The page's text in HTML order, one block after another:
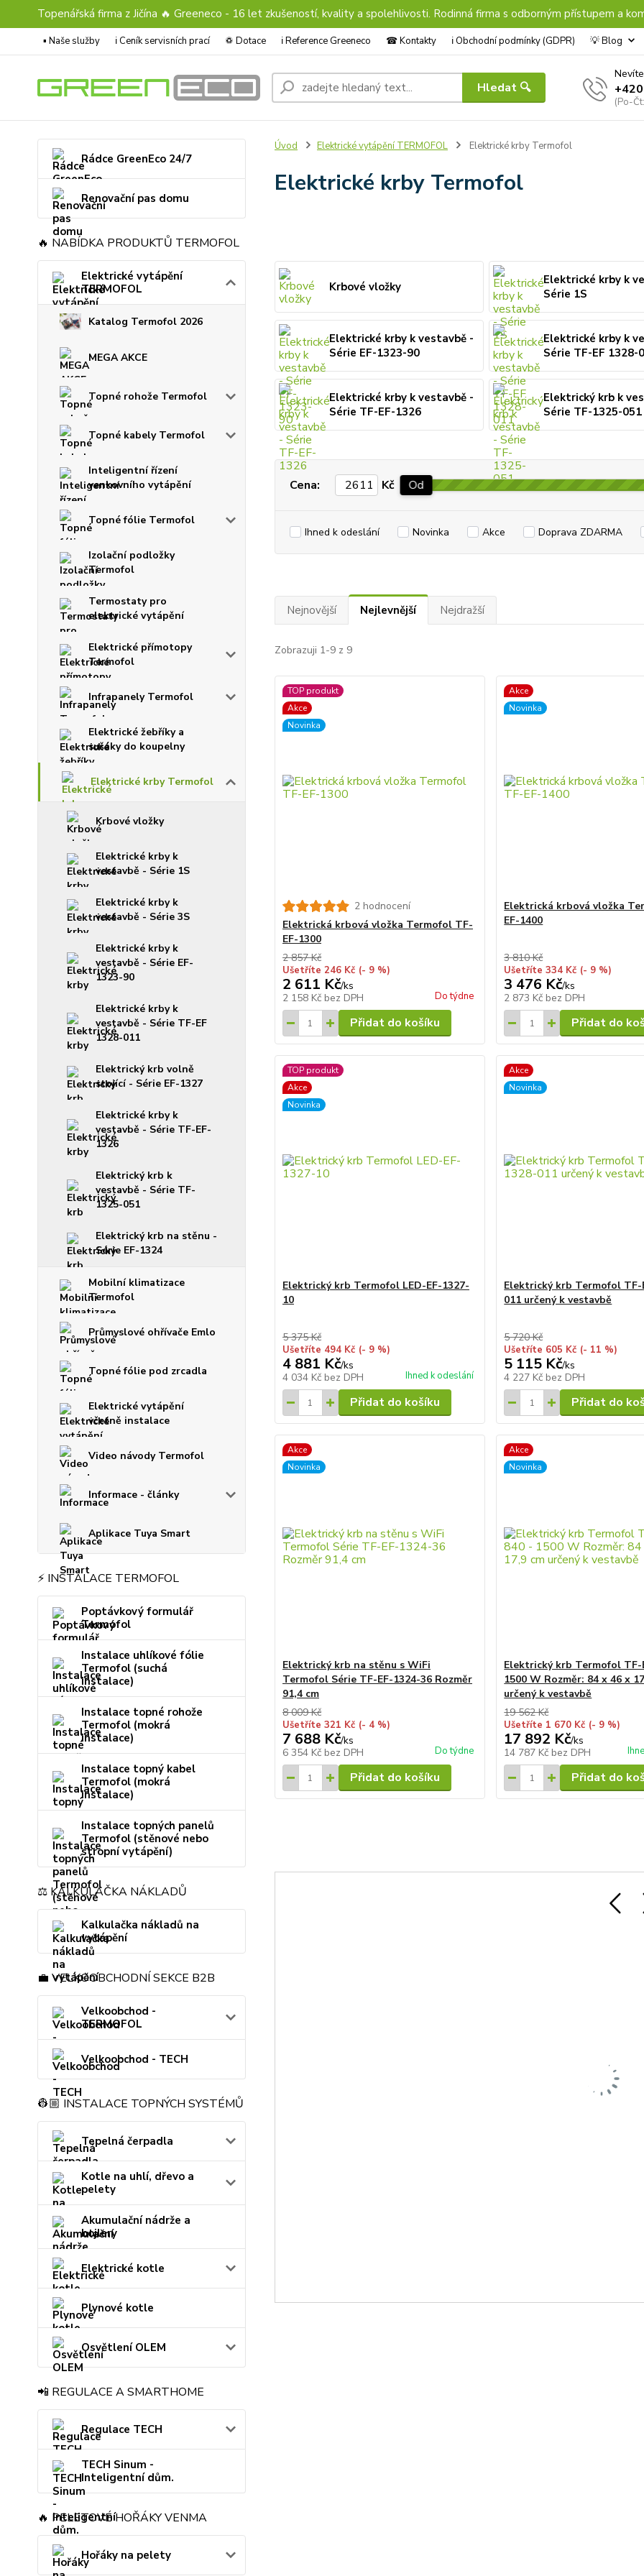
Topenářská firma z Jičína 🔥 Greeneco - 16 let zkušeností, kvality a spolehlivosti. Rodinná firma s odborným přístupem a
▪️ Naše služby ℹ︎ Ceník servisních prací ♽ Dotace ℹ︎ Reference Greeneco ☎︎ Kontakty ℹ︎ Obchodní podmínky (GDPR) 💡 Blog
Hledat 🔍
(Po-
Rádce GreenEco 24/7
Renovační pas domu
🔥 NABÍDKA PRODUKTŮ TERMOFOL
Elektrické vytápění
TERMOFOL
Katalog Termofol 2026
MEGA AKCE
Topné rohože Termofol
Topné kabely Termofol
Inteligentní řízení
venkovního vytápění
Topné fólie Termofol
Izolační podložky
Termofol
Termostaty pro
elektrické vytápění
Elektrické přímotopy
Termofol
Infrapanely Termofol
Elektrické žebříky a
sušáky do koupelny
Elektrické krby Termofol
Krbové vložky
Elektrické krby k
vestavbě - Série 1S
Elektrické krby k
vestavbě - Série 3S
Elektrické krby k
vestavbě - Série EF-
1323-90
Elektrické krby k
vestavbě - Série TF-EF
1328-011
Elektrický krb volně
stojící - Série EF-1327
Elektrické krby k
vestavbě - Série TF-EF-
1326
Elektrický krb k
vestavbě - Série TF-
1325-051
Elektrický krb na stěnu -
Série EF-1324
Mobilní klimatizace
Termofol
Průmyslové ohřívače Emlo
Topné fólie pod zrcadla
Elektrické vytápění
včetně instalace
Video návody Termofol
Informace - články
Aplikace Tuya Smart
⚡ INSTALACE TERMOFOL
Poptávkový formulář
Termofol
Instalace uhlíkové fólie
Termofol (suchá
instalace)
Instalace topné rohože
Termofol (mokrá
instalace)
Instalace topný kabel
Termofol (mokrá
instalace)
Instalace topných panelů
Termofol (stěnové nebo
stropní vytápění)
⚖️ KALKULAČKA NÁKLADŮ
Kalkulačka nákladů na
vytápění
💼 VELKOOBCHODNÍ SEKCE B2B
Velkoobchod -
TERMOFOL
Velkoobchod - TECH
👷🏼 INSTALACE TOPNÝCH SYSTÉMŮ
Tepelná čerpadla
Kotle na uhlí, dřevo a
pelety
Akumulační nádrže a
bojlery
Elektrické kotle
Plynové kotle
Osvětlení OLEM
📲 REGULACE A SMARTHOME
Regulace TECH
TECH Sinum -
Inteligentní dům.
🔥 PELETOVÉ HOŘÁKY VENMA
Hořáky na pelety
Úvod Elektrické vytápění TERMOFOL Elektrické krby Termofol
Elektrické krby Termofol
Krbové vložky
Elektrické krby k
Série 1S
Elektrické krby k vestavbě -
Série EF-1323-90
Elektrické krby k
Série TF-EF 1328-
Elektrické krby k vestavbě -
Série TF-EF-1326
Elektrický krb k
Série TF-1325-051
Cena: Kč Od
Ihned k odeslání Novinka Akce Doprava ZDARMA
Nejnovější Nejlevnější Nejdražší
Zobrazuji 1-9 z 9
TOP produkt
Akce
Novinka
2 hodnocení
Elektrická krbová vložka Termofol TF-
EF-1300
2 857 Kč
Ušetříte 246 Kč (- 9 %)
2 611 Kč/ks
2 158 Kč bez DPH Do týdne
Přidat do košíku
Akce
Novinka
Elektrická krbová vložka
EF-1400
3 810 Kč
Ušetříte 334 Kč (- 9 %)
3 476 Kč/ks
2 873 Kč bez DPH
Přidat do
TOP produkt
Akce
Novinka
Elektrický krb Termofol LED-EF-1327-
10
5 375 Kč
Ušetříte 494 Kč (- 9 %)
4 881 Kč/ks
4 034 Kč bez DPH Ihned k odeslání
Přidat do košíku
Akce
Novinka
Elektrický krb Termofol TF-
011 určený k vestavbě
5 720 Kč
Ušetříte 605 Kč (- 11 %)
5 115 Kč/ks
4 227 Kč bez DPH
Přidat do
Akce
Novinka
Elektrický krb na stěnu s WiFi
Termofol Série TF-EF-1324-36 Rozměr
91,4 cm
8 009 Kč
Ušetříte 321 Kč (- 4 %)
7 688 Kč/ks
6 354 Kč bez DPH Do týdne
Přidat do košíku
Akce
Novinka
Elektrický krb Termofol TF-
1500 W Rozměr: 84 x 46 x
určený k vestavbě
19 562 Kč
Ušetříte 1 670 Kč (- 9 %)
17 892 Kč/ks
14 787 Kč bez DPH
Přidat do